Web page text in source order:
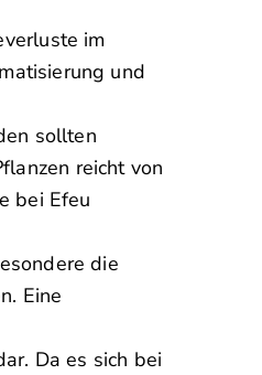
im
und
sollten
reicht von
bei Efeu
die
Eine
Da es sich bei